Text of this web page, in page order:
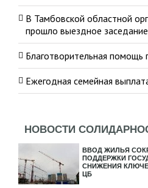
В Тамбовской областной
прошло выездное
Благотворительная помощь
Ежегодная семейная
НОВОСТИ
ВВОД ЖИЛЬЯ
ПОДДЕРЖКИ
СНИЖЕНИЯ
ЦБ